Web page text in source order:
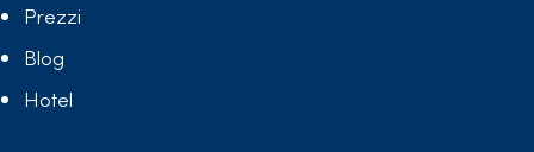
Prezzi
Blog
Hotel